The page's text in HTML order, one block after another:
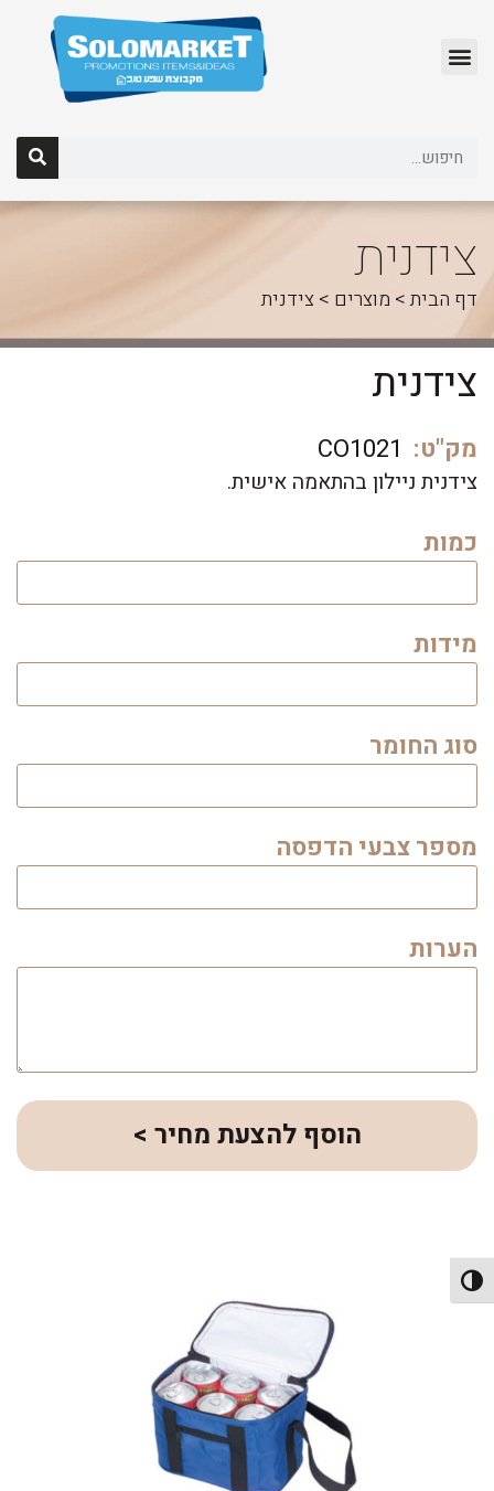
הפעל/כבה ניגודיות גבוהה
צידנית
דף הבית> מוצרים > צידנית
צידנית
מק"ט: CO1021
צידנית ניילון בהתאמה אישית.
כמות
מידות
סוג החומר
מספר צבעי הדפסה
הערות
הוסף להצעת מחיר >